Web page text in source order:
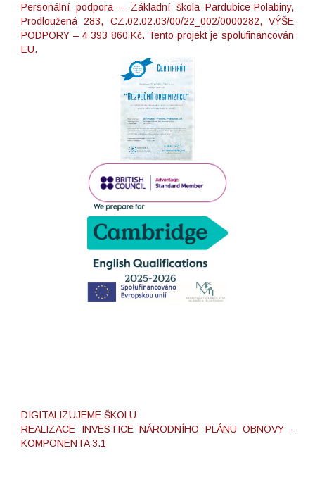
Personální podpora – Základní škola Pardubice-Polabiny,
Prodloužená 283, CZ.02.02.03/00/22_002/0000282, VÝŠE
PODPORY – 4 393 860 Kč. Tento projekt je spolufinancován
EU.
DIGITALIZUJEME ŠKOLU
REALIZACE INVESTICE NÁRODNÍHO PLÁNU OBNOVY -
KOMPONENTA 3.1